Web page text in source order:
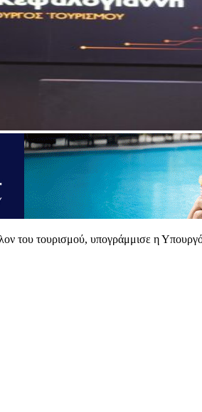
του τουρισμού, υπογράμμισε η